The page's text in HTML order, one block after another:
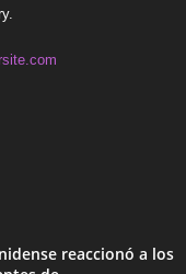
reaccionó a los